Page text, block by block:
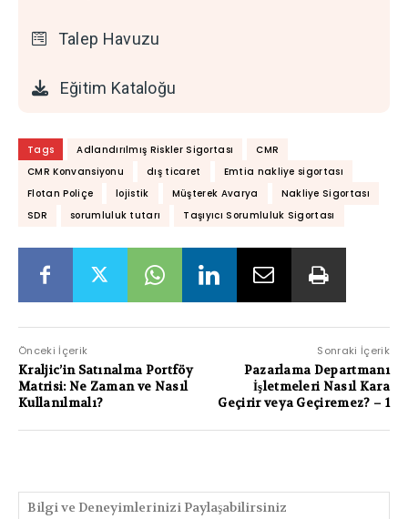
Talep Havuzu
Eğitim Kataloğu
Tags Adlandırılmış Riskler Sigortası
CMR
CMR Konvansiyonu
dış ticaret
Emtia nakliye sigortası
Flotan Poliçe
lojistik Müşterek Avarya
Nakliye Sigortası
SDR
sorumluluk tutarı Taşıyıcı Sorumluluk Sigortası
Önceki İçerik
Kraljic’in Satınalma Portföy
Matrisi: Ne Zaman ve Nasıl
Kullanılmalı?
Sonraki İçerik
Pazarlama Departmanı
İşletmeleri Nasıl Kara
Geçirir veya Geçiremez? – 1